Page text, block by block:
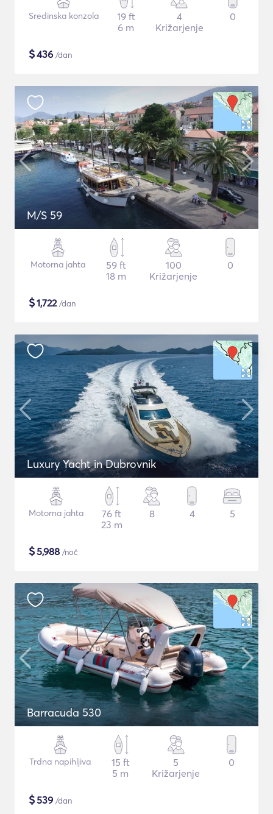
Sredinska konzola
19 ft
6 m
4
Križarjenje
0
$436 /dan
M/S 59
Motorna jahta
59 ft
18 m
100
Križarjenje
0
$1,722/dan
Luxury Yacht in Dubrovnik
Motorna jahta
76 ft
23 m
8 4 5
$5,988 /noč
Barracuda 530
Trdna napihljiva
15 ft
5 m
5
Križarjenje
0
$539 /dan